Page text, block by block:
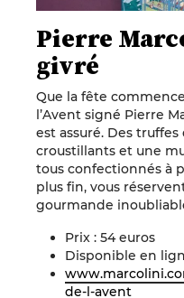
Pierre
givré
Que la fête
l’Avent signé Pierre
est assuré. Des
croustillants et une
tous confectionnés à
plus fin, vous
gourmande
Prix : 54 euros
Disponible en
de-l-avent